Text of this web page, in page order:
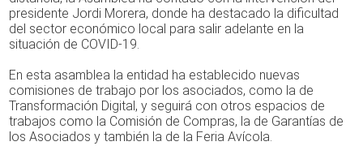
presidente Jordi Morera, donde ha destacado la dificultad
del sector económico local para salir adelante en la
situación de COVID-19.
En esta asamblea la entidad ha establecido nuevas
comisiones de trabajo por los asociados, como la de
Transformación Digital, y seguirá con otros espacios de
trabajos como la Comisión de Compras, la de Garantías de
los Asociados y también la de la Feria Avícola.